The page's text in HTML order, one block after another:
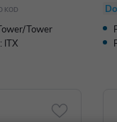
KOD
Tower
ITX